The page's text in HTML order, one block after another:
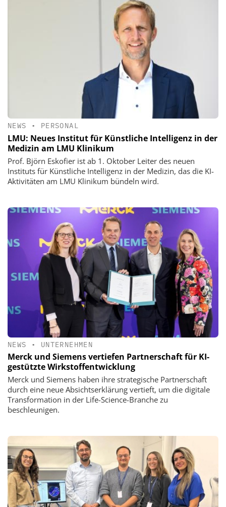
NEWS • PERSONAL
LMU: Neues Institut für Künstliche Intelligenz in der
Medizin am LMU Klinikum
Prof. Björn Eskofier ist ab 1. Oktober Leiter des neuen
Instituts für Künstliche Intelligenz in der Medizin, das die KI-
Aktivitäten am LMU Klinikum bündeln wird.
NEWS • UNTERNEHMEN
Merck und Siemens vertiefen Partnerschaft für KI-
gestützte Wirkstoffentwicklung
Merck und Siemens haben ihre strategische Partnerschaft
durch eine neue Absichtserklärung vertieft, um die digitale
Transformation in der Life-Science-Branche zu
beschleunigen.